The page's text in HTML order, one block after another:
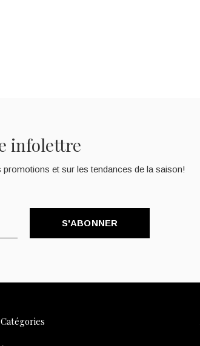
infolettre
et sur les tendances de la saison!
S'ABONNER
Catégories